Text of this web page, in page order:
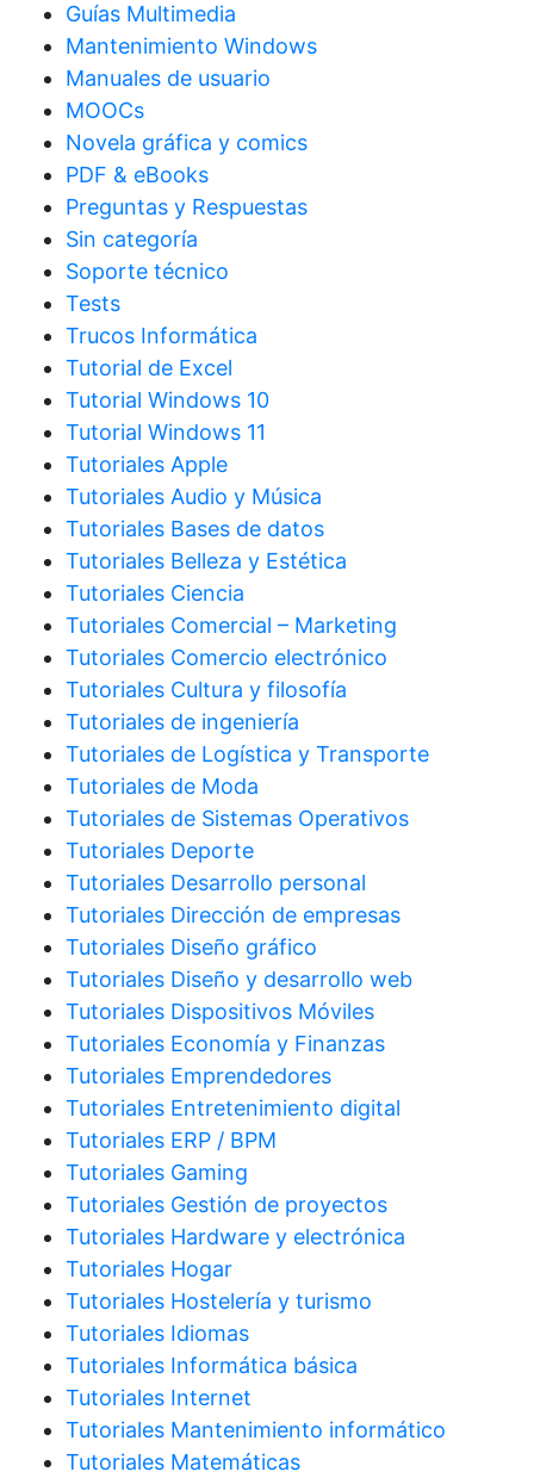
Guías Multimedia
Mantenimiento Windows
Manuales de usuario
MOOCs
Novela gráfica y comics
PDF & eBooks
Preguntas y Respuestas
Sin categoría
Soporte técnico
Tests
Trucos Informática
Tutorial de Excel
Tutorial Windows 10
Tutorial Windows 11
Tutoriales Apple
Tutoriales Audio y Música
Tutoriales Bases de datos
Tutoriales Belleza y Estética
Tutoriales Ciencia
Tutoriales Comercial – Marketing
Tutoriales Comercio electrónico
Tutoriales Cultura y filosofía
Tutoriales de ingeniería
Tutoriales de Logística y Transporte
Tutoriales de Moda
Tutoriales de Sistemas Operativos
Tutoriales Deporte
Tutoriales Desarrollo personal
Tutoriales Dirección de empresas
Tutoriales Diseño gráfico
Tutoriales Diseño y desarrollo web
Tutoriales Dispositivos Móviles
Tutoriales Economía y Finanzas
Tutoriales Emprendedores
Tutoriales Entretenimiento digital
Tutoriales ERP / BPM
Tutoriales Gaming
Tutoriales Gestión de proyectos
Tutoriales Hardware y electrónica
Tutoriales Hogar
Tutoriales Hostelería y turismo
Tutoriales Idiomas
Tutoriales Informática básica
Tutoriales Internet
Tutoriales Mantenimiento informático
Tutoriales Matemáticas